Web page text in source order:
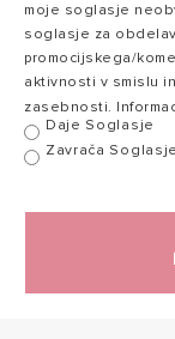
moje soglasje
soglasje za
promocijskega/
aktivnosti v smislu
zasebnosti.
Daje Soglasje
Zavrača Soglasje